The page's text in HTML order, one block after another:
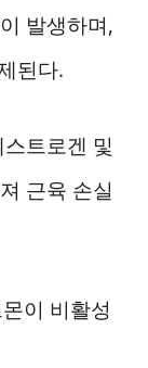
발생하며,
된다.
트로겐 및
근육 손실
이 비활성